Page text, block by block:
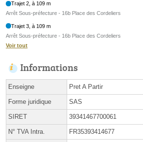
Trajet 2, à 109 m
Arrêt Sous-préfecture - 16b Place des Cordeliers
Trajet 3, à 109 m
Arrêt Sous-préfecture - 16b Place des Cordeliers
Voir tout
Informations
Enseigne Pret A Partir
Forme juridique SAS
SIRET 39341467700061
N° TVA Intra. FR35393414677